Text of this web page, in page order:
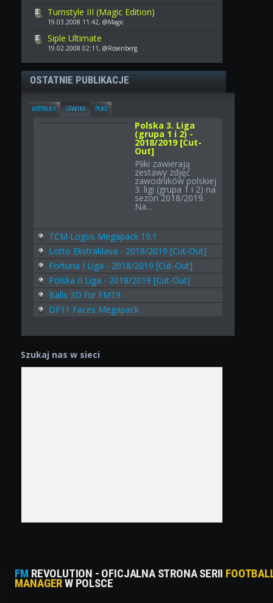
Turnstyle III (Magic Edition)
19.03.2008 11:42, @Magic
Siple Ultimate
19.02.2008 02:11, @Rosenberg
OSTATNIE PUBLIKACJE
ARTYKUŁY GRAFIKA PLIKI
Polska 3. Liga
(grupa 1 i 2) -
2018/2019 [Cut-
Out]
Pliki zawierają
zestawy zdjęć
zawodników polskiej
3. ligi (grupa 1 i 2) na
sezon 2018/2019.
Na...
TCM Logos Megapack 19.1
Lotto Ekstraklasa - 2018/2019 [Cut-Out]
Fortuna I Liga - 2018/2019 [Cut-Out]
Polska II Liga - 2018/2019 [Cut-Out]
Balls 3D for FM19
DF11 Faces Megapack
Szukaj nas w sieci
FM REVOLUTION - OFICJALNA STRONA SERII
MANAGERW POLSCE